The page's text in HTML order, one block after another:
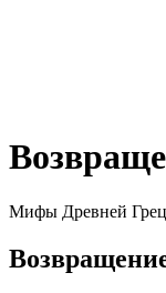
Мифы Древней